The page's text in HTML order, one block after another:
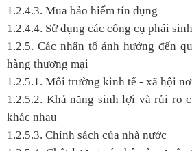
1.2.4.3. Mua bảo hiểm tín dụng
1.2.4.4. Sử dụng các công cụ phái sinh
1.2.5. Các nhân tố ảnh hưởng đến
hàng thương mại
1.2.5.1. Môi trường kinh tế - xã hội
1.2.5.2. Khả năng sinh lợi và rủi ro
khác nhau
1.2.5.3. Chính sách của nhà nước